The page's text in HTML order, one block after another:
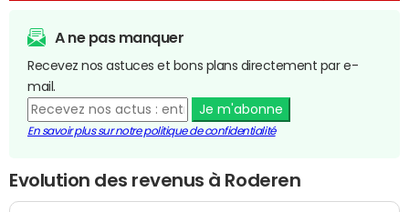
A ne pas manquer
Recevez nos astuces et bons plans directement par e-
mail.
Je m'abonne
En savoir plus sur notre politique de confidentialité
Evolution des revenus à Roderen